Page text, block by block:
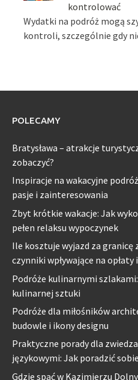
kontrolować
Wydatki na podróż mogą
kontroli, szczególnie gdy
POLECAMY
Bratysława – atrakcje
zobaczyć?
Inspiracje na wakacyjne
pasje i zainteresowania
Zbyt krótkie wakacje: Jak
pełen relaksu wypoczynek
Ile kosztuje wyjazd za granicę
czynniki wpływające na opłaty
Podróże kulinarnymi
kulinarnej sztuki
Podróże dla miłośników
budowle i ikony designu
Praktyczne porady dla
językowymi: Jak poradzić
Gdzie spać w Kazimierzu